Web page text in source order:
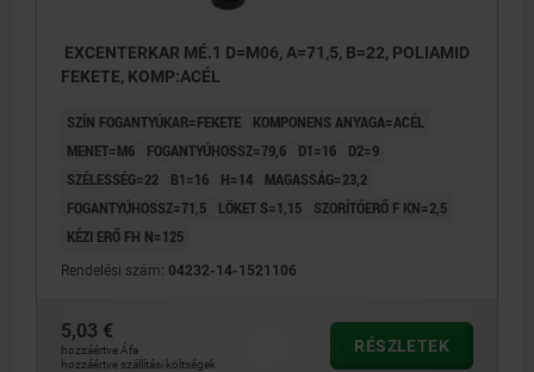
EXCENTERKAR MÉ.1 D=M06, A=71,5, B=22, POLIAMID
FEKETE, KOMP:ACÉL
SZÍN FOGANTYÚKAR=FEKETE
KOMPONENS ANYAGA=ACÉL
MENET=M6
FOGANTYÚHOSSZ=79,6 D1=16
D2=9
SZÉLESSÉG=22
B1=16 H=14
MAGASSÁG=23,2
FOGANTYÚHOSSZ=71,5
LÖKET S=1,15
SZORÍTÓERŐ F KN=2,5
KÉZI ERŐ FH N=125
Rendelési szám: 04232-14-1521106
5,03 €
hozzáértve Áfa
hozzáértve szállítási költségek
RÉSZLETEK